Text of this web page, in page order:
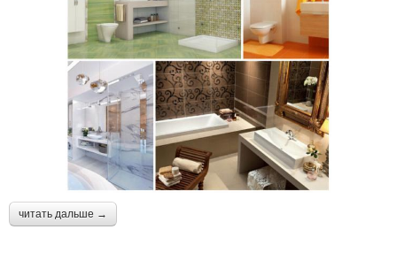
читать дальше →